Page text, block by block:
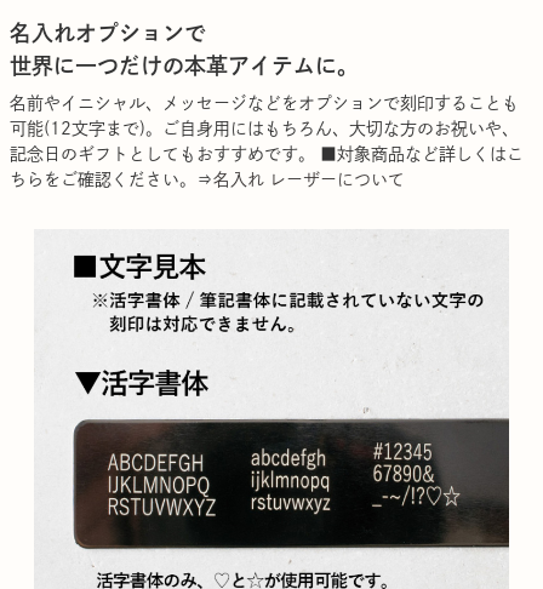
名入れオプションで
世界に一つだけの本革アイテムに。
名前やイニシャル、メッセージなどをオプションで刻印することも
可能(12文字まで)。ご自身用にはもちろん、大切な方のお祝いや、
記念日のギフトとしてもおすすめです。 ■対象商品など詳しくはこ
ちらをご確認ください。⇒名入れ レーザーについて